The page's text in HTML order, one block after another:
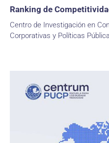
Ranking de
Centro de Investigación en
Corporativas y Políticas